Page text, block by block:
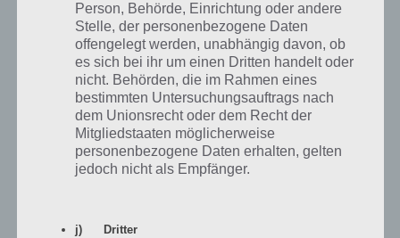
Der Code lautet also 514796. Diesen muss man jetzt nur noch beim
Safe von Level 4 eingeben und holt sich nun den Schlüssel raus.
Damit kann man nun die Tür öffnen und der Weg in Level 5 von 100
Rooms ist frei.
100 Rooms: Level 5 Lösung
Person, Behörde, Einrichtung oder andere
Stelle, der personenbezogene Daten
offengelegt werden, unabhängig davon, ob
es sich bei ihr um einen Dritten handelt oder
nicht. Behörden, die im Rahmen eines
bestimmten Untersuchungsauftrags nach
dem Unionsrecht oder dem Recht der
Mitgliedstaaten möglicherweise
personenbezogene Daten erhalten, gelten
jedoch nicht als Empfänger.
j) Dritter